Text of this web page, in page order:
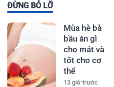
ĐỪNG BỎ LỠ
Mùa hè bà
bầu ăn gì
cho mát và
tốt cho cơ
thể
13 giờ trước